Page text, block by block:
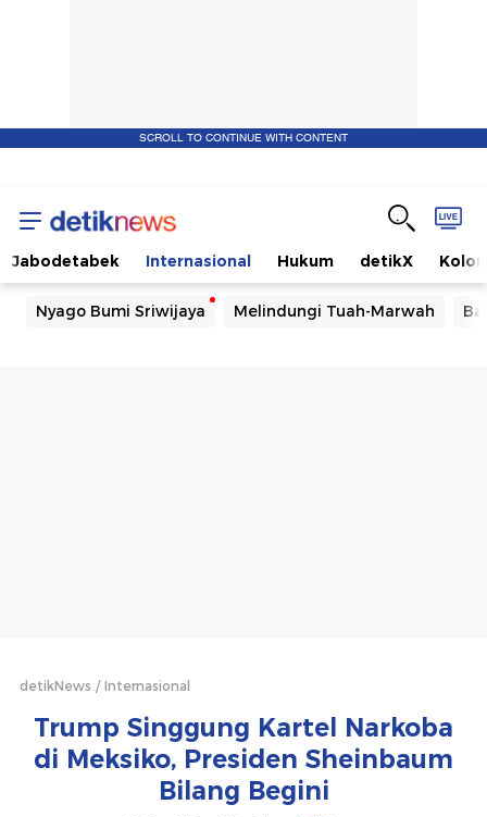
SCROLL TO CONTINUE WITH CONTENT
Jabodetabek Internasional Hukum detikX
Nyago Bumi Sriwijaya Melindungi Tuah-Marwah
detikNews Internasional
Trump Singgung Kartel Narkoba
di Meksiko, Presiden Sheinbaum
Bilang Begini